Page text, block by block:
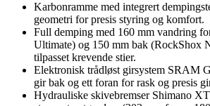
Karbonramme med integrert
geometri for presis styring og komfort.
Full demping med 160 mm vandring
Ultimate) og 150 mm bak (RockShox
tilpasset krevende stier.
Elektronisk trådløst girsystem SRAM
gir bak og ett foran for rask og presis
Hydrauliske skivebremser Shimano